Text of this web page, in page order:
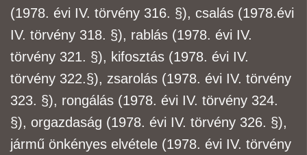
(1978. évi IV. törvény 316. §), csalás (1978.évi
IV. törvény 318. §), rablás (1978. évi IV.
törvény 321. §), kifosztás (1978. évi IV.
törvény 322.§), zsarolás (1978. évi IV. törvény
323. §), rongálás (1978. évi IV. törvény 324.
§), orgazdaság (1978. évi IV. törvény 326. §),
jármű önkényes elvétele (1978. évi IV. törvény